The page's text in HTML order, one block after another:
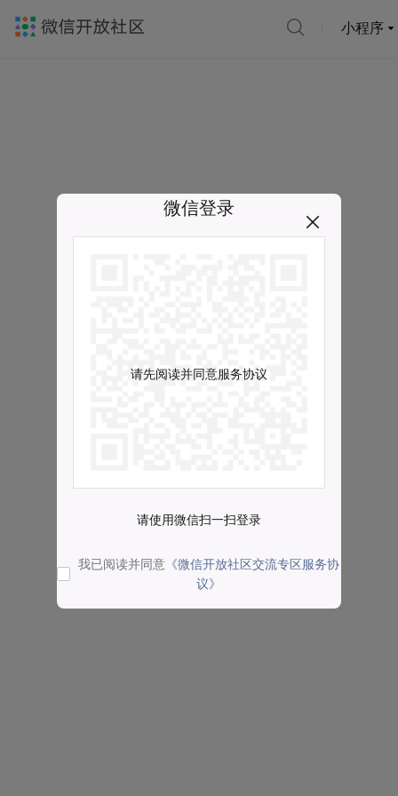
小程序
微信登录
请先阅读并同意服务协议
请使用微信扫一扫登录
我已阅读并同意 《微信开放社区交流专区服务协
议》